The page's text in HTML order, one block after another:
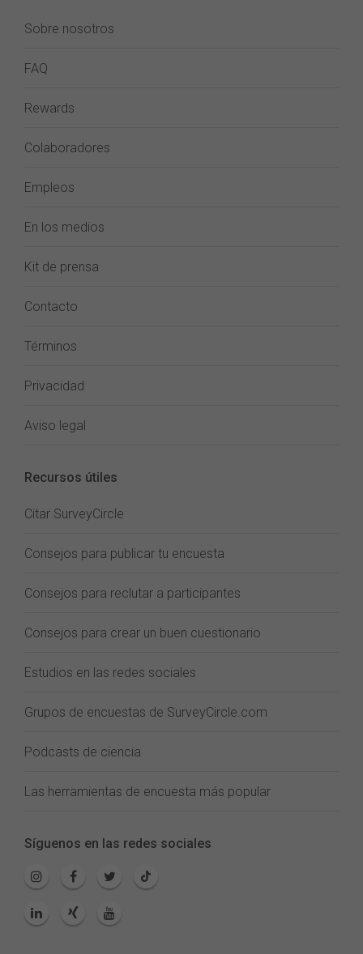
Sobre nosotros
FAQ
Rewards
Colaboradores
Empleos
En los medios
Kit de prensa
Contacto
Términos
Privacidad
Aviso legal
Recursos útiles
Citar SurveyCircle
Consejos para publicar tu encuesta
Consejos para reclutar a participantes
Consejos para crear un buen cuestionario
Estudios en las redes sociales
Grupos de encuestas de SurveyCircle.com
Podcasts de ciencia
Las herramientas de encuesta más popular
Síguenos en las redes sociales